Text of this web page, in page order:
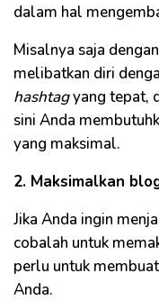
dalam hal
Misalnya saja
melibatkan diri
hashtagyang tepat,
sini Anda
yang maksimal.
2. Maksimalkan
Jika Anda ingin
cobalah untuk
perlu untuk
Anda.